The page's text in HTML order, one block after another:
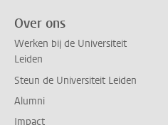
Over ons
Werken bij de Universiteit
Leiden
Steun de Universiteit Leiden
Alumni
Impact